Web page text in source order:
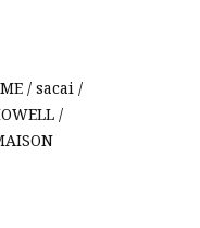
/ sacai /
/